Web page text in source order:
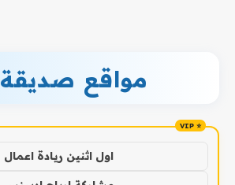
مواقع صديقة
اول اثنين ريادة اعمال